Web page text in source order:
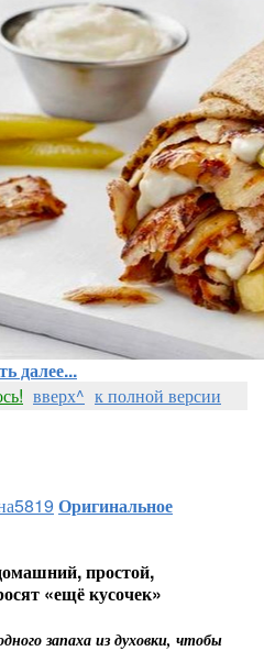
далее...
вверх^ к полной версии
Оригинальное
простой,
«ещё кусочек»
запаха из духовки, чтобы